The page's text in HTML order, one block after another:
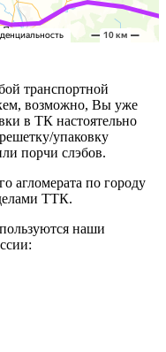
транспортной
возможно, Вы уже
в ТК настоятельно
упаковку
порчи слэбов.
агломерата по городу
ТТК.
наши